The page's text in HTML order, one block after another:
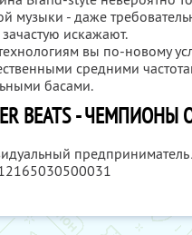
музыки - даже
искажают.
вы по-новому
средними
басами.
BEATS -